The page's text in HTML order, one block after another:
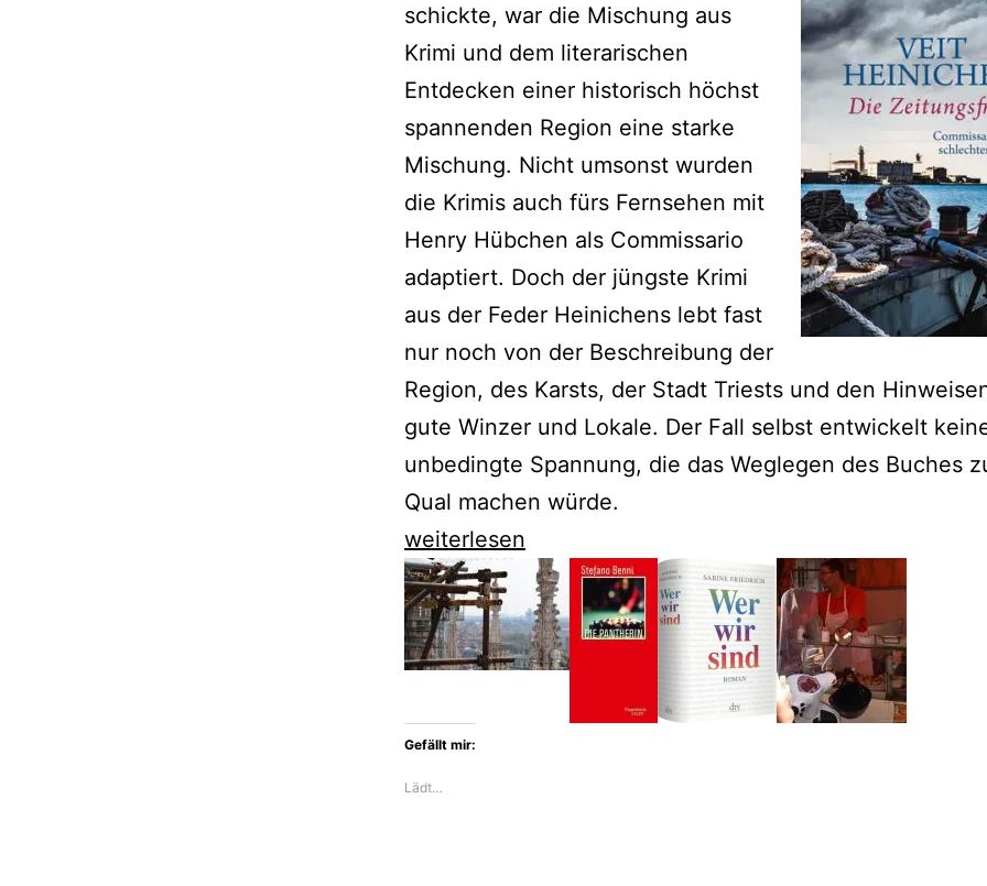
schickte, war die Mischung aus
Krimi und dem literarischen
Entdecken einer historisch höchst
spannenden Region eine starke
Mischung. Nicht umsonst wurden
die Krimis auch fürs Fernsehen mit
Henry Hübchen als Commissario
adaptiert. Doch der jüngste Krimi
aus der Feder Heinichens lebt fast
nur noch von der Beschreibung der
Region, des Karsts, der Stadt Triests und den
gute Winzer und Lokale. Der Fall selbst entwickelt
unbedingte Spannung, die das Weglegen des Buches
Qual machen würde.
Veit
Heinichen
bleibt
Proteo
treu
weiterlesen
Gefällt mir:
Lädt…